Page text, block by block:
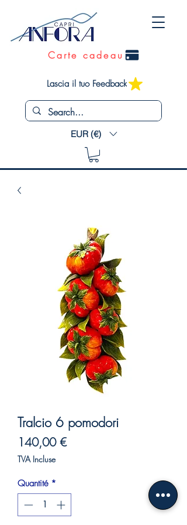
Carte cadeau
Lascia il tuo Feedback
EUR (€)
Tralcio 6 pomodori
140,00 €Prix
TVA Incluse
Quantité *